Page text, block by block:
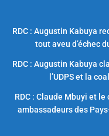
RDC : Augustin Kabuya
tout aveu d’échec
RDC : Augustin Kabuya
l’UDPS et la
RDC : Claude Mbuyi et
ambassadeurs des